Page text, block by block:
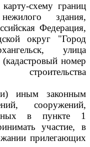
схему границ
здания,
Федерация,
округ "Город
улица
номер
иным законным
сооружений,
в пункте 1
участие, в
прилегающих